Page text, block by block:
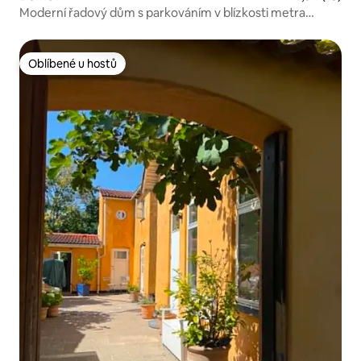
Moderní řadový dům s parkováním v blízkosti metra
Oblíbené u hostů
Oblíbené u hostů